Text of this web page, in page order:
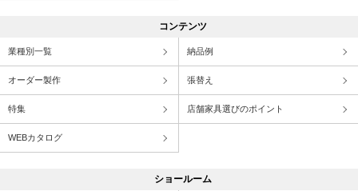
コンテンツ
業種別一覧 納品例
オーダー製作 張替え
特集 店舗家具選びのポイント
WEBカタログ
ショールーム